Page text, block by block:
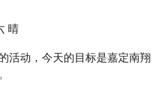
晴
活动，今天的目标是嘉定南翔